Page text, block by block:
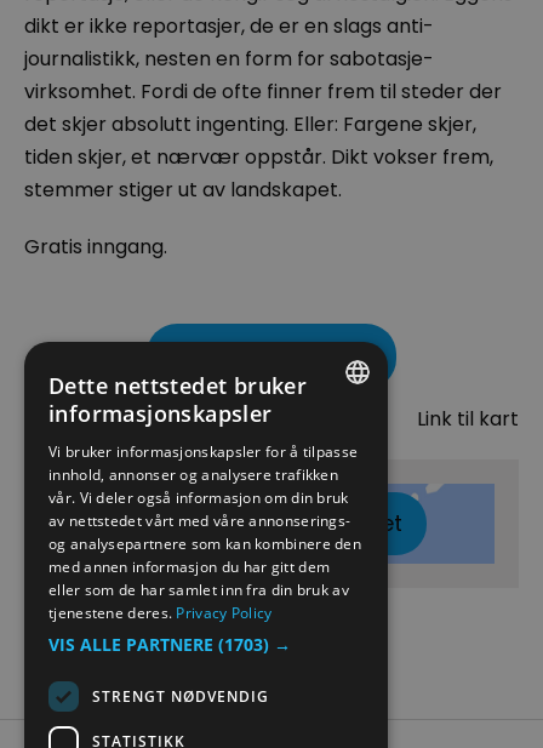
dikt er ikke reportasjer, de er en slags anti-
journalistikk, nesten en form for sabotasje-
virksomhet. Fordi de ofte finner frem til steder der
det skjer absolutt ingenting. Eller: Fargene skjer,
tiden skjer, et nærvær oppstår. Dikt vokser frem,
stemmer stiger ut av landskapet.
Gratis inngang.
Kart Link til kart
Klikk her for å vise kartet
NORWEGIAN
GERMAN
Dette nettstedet bruker
informasjonskapsler
Vi bruker informasjonskapsler for å tilpasse
innhold, annonser og analysere trafikken
vår. Vi deler også informasjon om din bruk
av nettstedet vårt med våre annonserings-
og analysepartnere som kan kombinere den
med annen informasjon du har gitt dem
eller som de har samlet inn fra din bruk av
tjenestene deres. Privacy Policy
VIS ALLE PARTNERE (1703) →
STRENGT NØDVENDIG
STATISTIKK